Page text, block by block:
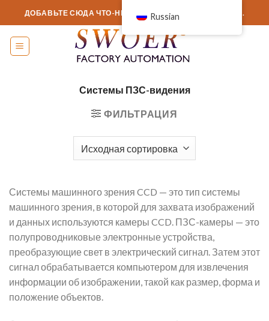
содержанию
ДОБАВЬТЕ СЮДА ЧТО-НИБУДЬ ИЛИ ПРОСТО УДАЛИТЕ...
Системы ПЗС-видения
ФИЛЬТРАЦИЯ
Системы машинного зрения CCD — это тип системы
машинного зрения, в которой для захвата изображений
и данных используются камеры CCD. ПЗС-камеры — это
полупроводниковые электронные устройства,
преобразующие свет в электрический сигнал. Затем этот
сигнал обрабатывается компьютером для извлечения
информации об изображении, такой как размер, форма и
положение объектов.
Russian